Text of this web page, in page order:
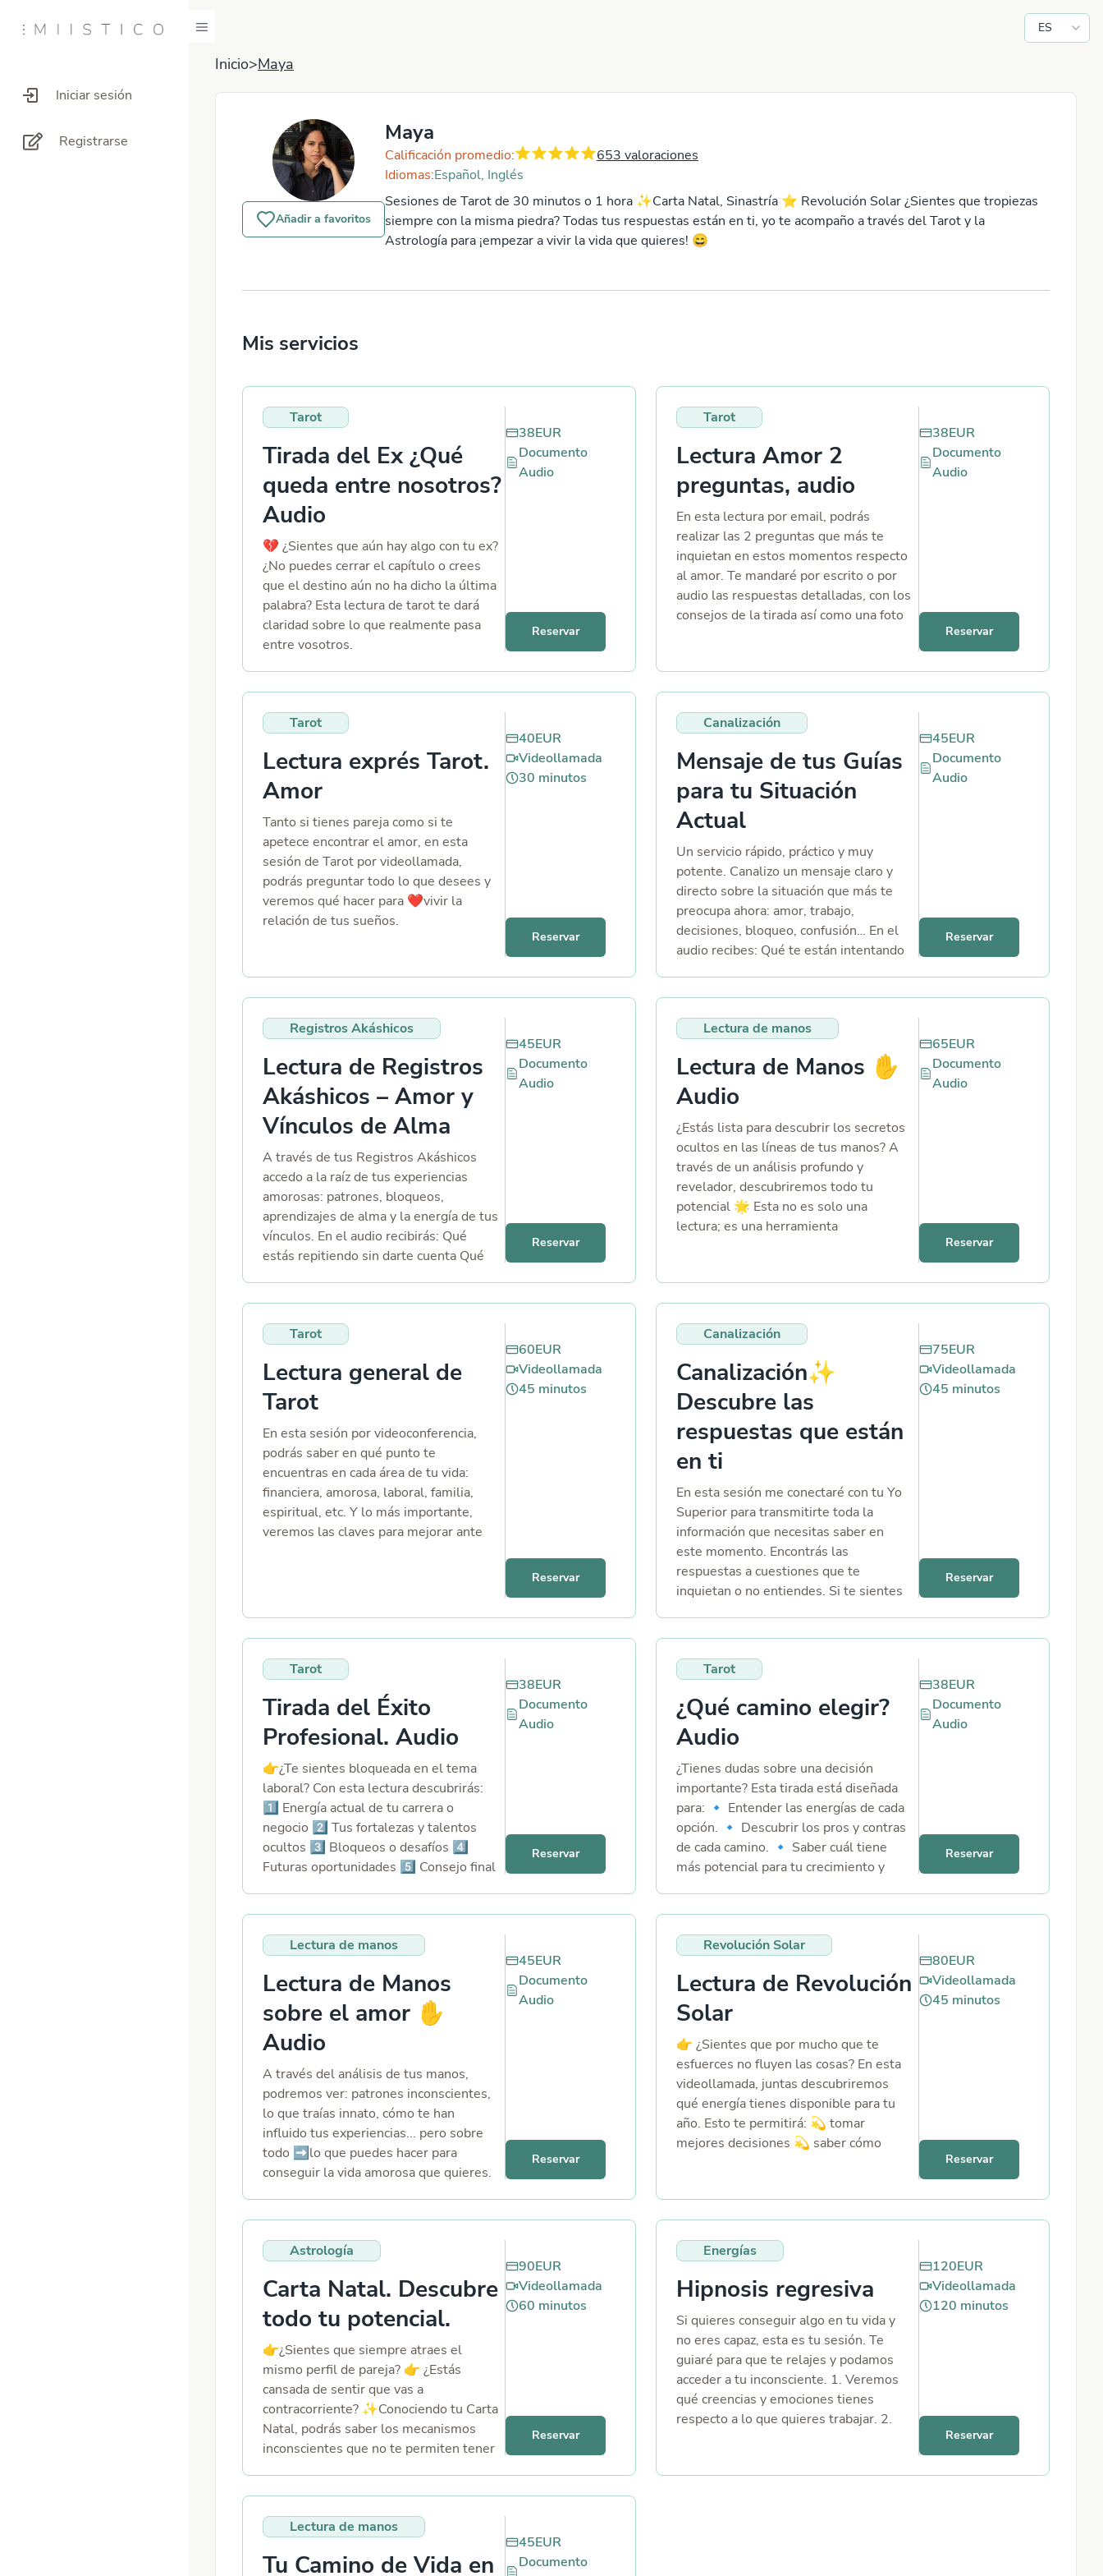
ES
Iniciar sesión
Registrarse
Inicio>Maya
Añadir a favoritos
Maya
Calificación promedio: 653 valoraciones
Idiomas:Español, Inglés
Sesiones de Tarot de 30 minutos o 1 hora ✨​Carta Natal, Sinastría ⭐​ Revolución Solar ¿Sientes que tropiezas
siempre con la misma piedra? Todas tus respuestas están en ti, yo te acompaño a través del Tarot y la
Astrología para ¡empezar a vivir la vida que quieres! ​😄​
Mis servicios
Tarot
Tirada del Ex ¿Qué
queda entre nosotros?
Audio
💔 ¿Sientes que aún hay algo con tu ex?
¿No puedes cerrar el capítulo o crees
que el destino aún no ha dicho la última
palabra? Esta lectura de tarot te dará
claridad sobre lo que realmente pasa
entre vosotros.
38EUR
Documento
Audio
Reservar
Tarot
Lectura Amor 2
preguntas, audio
En esta lectura por email, podrás
realizar las 2 preguntas que más te
inquietan en estos momentos respecto
al amor. Te mandaré por escrito o por
audio las respuestas detalladas, con los
consejos de la tirada así como una foto
38EUR
Documento
Audio
Reservar
Tarot
Lectura exprés Tarot.
Amor
Tanto si tienes pareja como si te
apetece encontrar el amor, en esta
sesión de Tarot por videollamada,
podrás preguntar todo lo que desees y
veremos qué hacer para ❤️​vivir la
relación de tus sueños.
40EUR
Videollamada
30 minutos
Reservar
Canalización
Mensaje de tus Guías
para tu Situación
Actual
Un servicio rápido, práctico y muy
potente. Canalizo un mensaje claro y
directo sobre la situación que más te
preocupa ahora: amor, trabajo,
decisiones, bloqueo, confusión… En el
audio recibes: Qué te están intentando
45EUR
Documento
Audio
Reservar
Registros Akáshicos
Lectura de Registros
Akáshicos – Amor y
Vínculos de Alma
A través de tus Registros Akáshicos
accedo a la raíz de tus experiencias
amorosas: patrones, bloqueos,
aprendizajes de alma y la energía de tus
vínculos. En el audio recibirás: Qué
estás repitiendo sin darte cuenta Qué
sanar y avanzar
45EUR
Documento
Audio
Reservar
Lectura de manos
Lectura de Manos ✋​
Audio
¿Estás lista para descubrir los secretos
ocultos en las líneas de tus manos? A
través de un análisis profundo y
revelador, descubriremos todo tu
potencial 🌟 Esta no es solo una
lectura; es una herramienta
que deseas. Cada línea cuenta una
historia única sobre ti.
65EUR
Documento
Audio
Reservar
Tarot
Lectura general de
Tarot
En esta sesión por videoconferencia,
podrás saber en qué punto te
encuentras en cada área de tu vida:
financiera, amorosa, laboral, familia,
espiritual, etc. Y lo más importante,
veremos las claves para mejorar ante
60EUR
Videollamada
45 minutos
Reservar
Canalización
Canalización✨
Descubre las
respuestas que están
en ti
En esta sesión me conectaré con tu Yo
Superior para transmitirte toda la
información que necesitas saber en
este momento. Encontrás las
respuestas a cuestiones que te
inquietan o no entiendes. Si te sientes
un 🚀
75EUR
Videollamada
45 minutos
Reservar
Tarot
Tirada del Éxito
Profesional. Audio
​​👉​¿Te sientes bloqueada en el tema
laboral? ​​ Con esta lectura descubrirás:
1️⃣ Energía actual de tu carrera o
negocio 2️⃣ Tus fortalezas y talentos
ocultos 3️⃣ Bloqueos o desafíos 4️⃣
Futuras oportunidades 5️⃣ Consejo final
38EUR
Documento
Audio
Reservar
Tarot
¿Qué camino elegir?
Audio
¿Tienes dudas sobre una decisión
importante? Esta tirada está diseñada
para: 🔹 Entender las energías de cada
opción. 🔹 Descubrir los pros y contras
de cada camino. 🔹 Saber cuál tiene
más potencial para tu crecimiento y
38EUR
Documento
Audio
Reservar
Lectura de manos
Lectura de Manos
sobre el amor ✋​
Audio
A través del análisis de tus manos,
podremos ver: patrones inconscientes,
lo que traías innato, cómo te han
influido tus experiencias... pero sobre
todo ➡️lo que puedes hacer para
conseguir la vida amorosa que quieres.
45EUR
Documento
Audio
Reservar
Revolución Solar
Lectura de Revolución
Solar
👉 ¿Sientes que por mucho que te
esfuerces no fluyen las cosas? En esta
videollamada, juntas descubriremos
qué energía tienes disponible para tu
año. Esto te permitirá: 💫 tomar
mejores decisiones 💫 saber cómo
en lo que no va Además, podrás hacer
todas las preguntes que desees.
80EUR
Videollamada
45 minutos
Reservar
Astrología
Carta Natal. Descubre
todo tu potencial.
👉​¿Sientes que siempre atraes el
mismo perfil de pareja? 👉​ ¿Estás
cansada de sentir que vas a
contracorriente? ​✨​Conociendo tu Carta
Natal, podrás saber los mecanismos
inconscientes que no te permiten tener
luchar y vivir una vida plena 😊​​
90EUR
Videollamada
60 minutos
Reservar
Energías
Hipnosis regresiva
Si quieres conseguir algo en tu vida y
no eres capaz, esta es tu sesión. Te
guiaré para que te relajes y podamos
acceder a tu inconsciente. 1. Veremos
qué creencias y emociones tienes
respecto a lo que quieres trabajar. 2.
120EUR
Videollamada
120 minutos
Reservar
Lectura de manos
Tu Camino de Vida en
45EUR
Documento